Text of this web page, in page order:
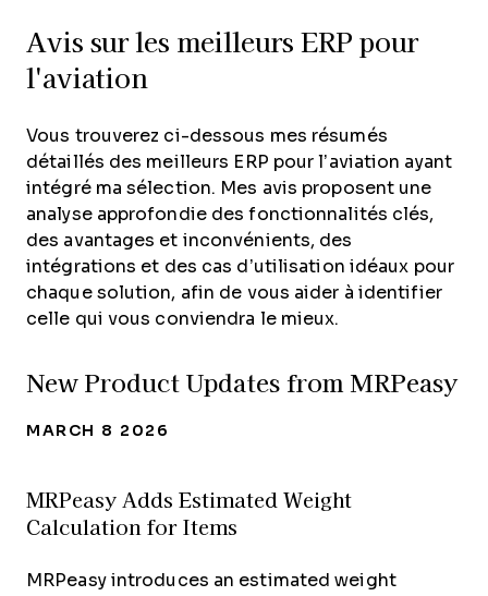
Avis sur les meilleurs ERP pour
l'aviation
Vous trouverez ci-dessous mes résumés
détaillés des meilleurs ERP pour l’aviation ayant
intégré ma sélection. Mes avis proposent une
analyse approfondie des fonctionnalités clés,
des avantages et inconvénients, des
intégrations et des cas d’utilisation idéaux pour
chaque solution, afin de vous aider à identifier
celle qui vous conviendra le mieux.
New Product Updates from MRPeasy
MARCH 8 2026
MRPeasy Adds Estimated Weight
Calculation for Items
MRPeasy introduces an estimated weight